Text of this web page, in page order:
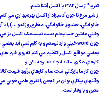
تقريبا" از سال 1382 با اکسل آشنا شدم،
از شير مرغ تا جون آدميزاد از اکسل بهره برداري
خانوادگي، صندوق خانوادگي، مخارج روزانه و ...) را
وقتي ماشين حساب دم دست نيست يک اکسل باز مي
چون word خيلي وارد نيستم و به کارم نمي آيد بعضي مواقع که کاري بيشتر از تايپ يک نامه عادي داشته باشم (مثلا" جدول بندي و ...) به جاي ورد در اکسل کارم را انجام مي دهم.
بعضي مواقع اکسل را تنظيم مي کنم که روي فرم
کارهاي ديگري مانند ايجاد دفترچه تلفن و ....
چون کار ما بازرگاني است تمام کارهاي برآورد قيمت
وقتهاي بيکاري بودن در انجمن را تفريح علمي خوبي مي
متين و با وقار است.